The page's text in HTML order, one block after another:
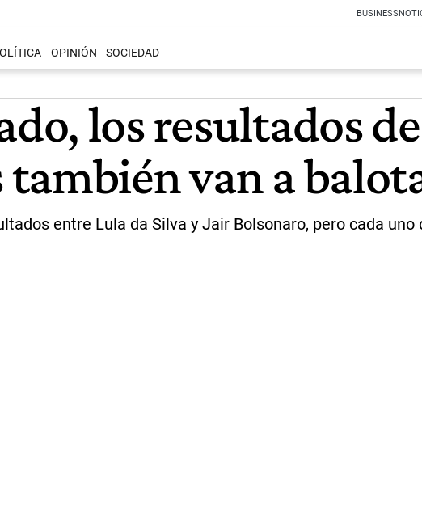
BUSINESS
OPINIÓN SOCIEDAD
los resultados
van a
entre Lula da Silva y Jair Bolsonaro, pero cada